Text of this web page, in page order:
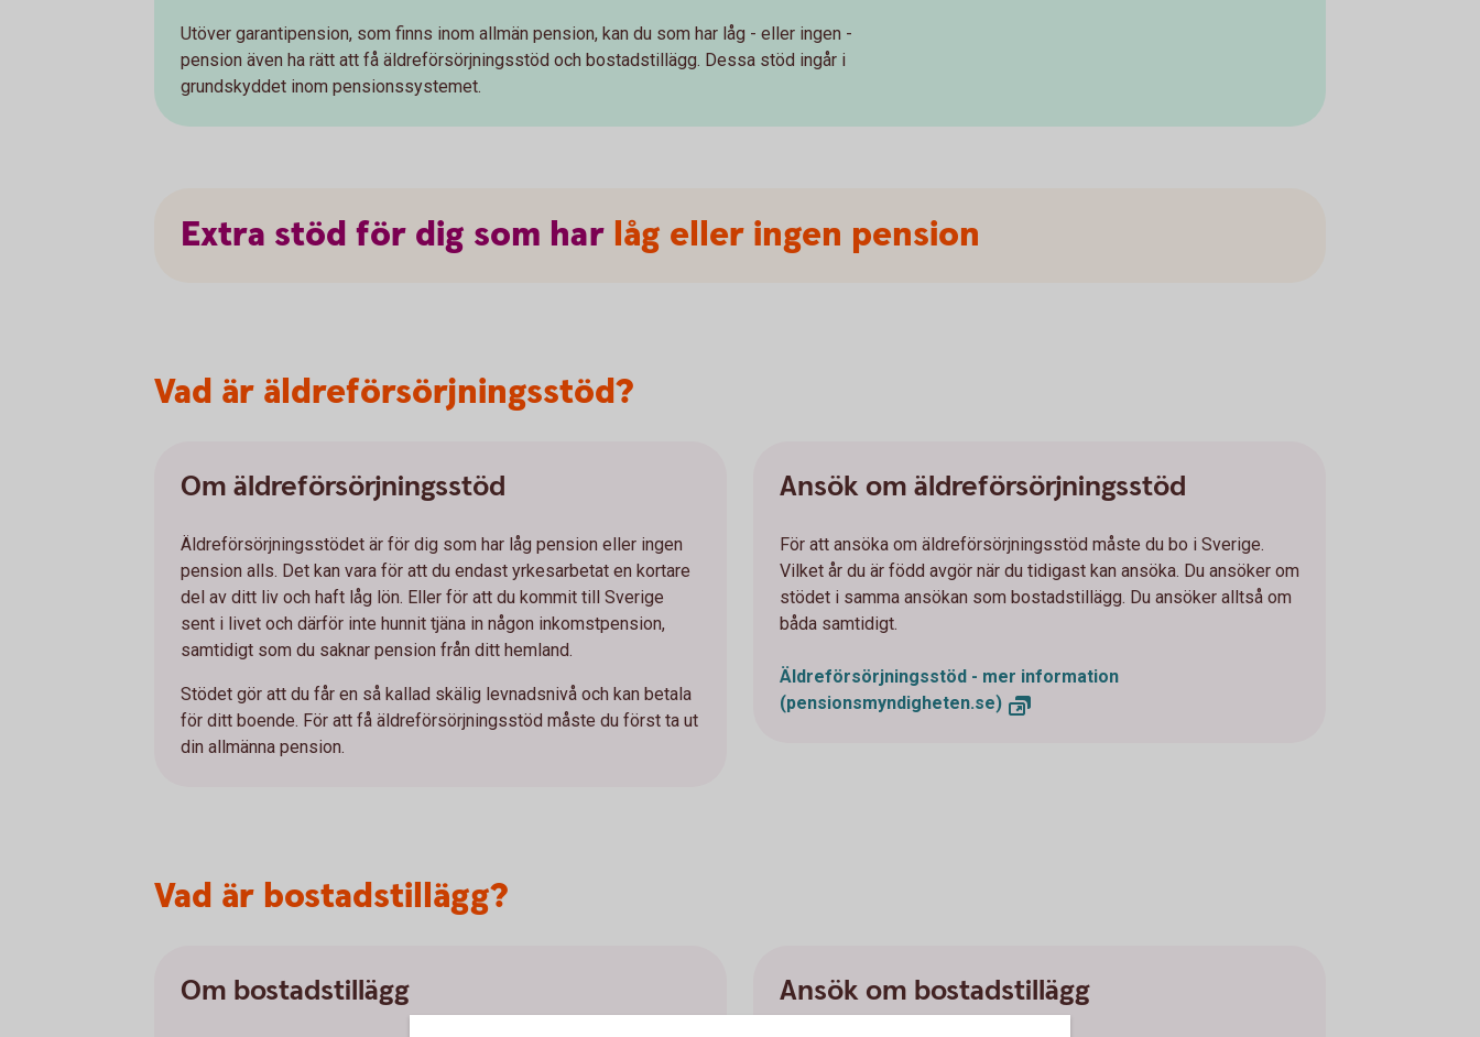
Utöver garantipension, som finns inom allmän pension, kan du som har låg - eller ingen -
pension även ha rätt att få äldreförsörjningsstöd och bostadstillägg. Dessa stöd ingår i
grundskyddet inom pensionssystemet.
Extra stöd för dig som har låg eller ingen pension
Vad är äldreförsörjningsstöd?
Om äldreförsörjningsstöd
Äldreförsörjningsstödet är för dig som har låg pension eller ingen
pension alls. Det kan vara för att du endast yrkesarbetat en kortare
del av ditt liv och haft låg lön. Eller för att du kommit till Sverige
sent i livet och därför inte hunnit tjäna in någon inkomstpension,
samtidigt som du saknar pension från ditt hemland.
Stödet gör att du får en så kallad skälig levnadsnivå och kan betala
för ditt boende. För att få äldreförsörjningsstöd måste du först ta ut
din allmänna pension.
Ansök om äldreförsörjningsstöd
För att ansöka om äldreförsörjningsstöd måste du bo i Sverige.
Vilket år du är född avgör när du tidigast kan ansöka. Du ansöker om
stödet i samma ansökan som bostadstillägg. Du ansöker alltså om
båda samtidigt.
Äldreförsörjningsstöd - mer information
(pensionsmyndigheten.se)
Vad är bostadstillägg?
Om bostadstillägg Ansök om bostadstillägg